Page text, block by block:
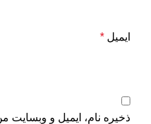
ایمیل *
ذخیره نام، ایمیل و وبسایت